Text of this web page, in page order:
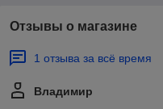
Отзывы о магазине
1 отзыва за всё время
Владимир